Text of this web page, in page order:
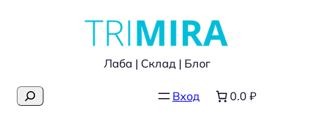
Лаба | Склад | Блог
Поиск Вход 0.0 ₽